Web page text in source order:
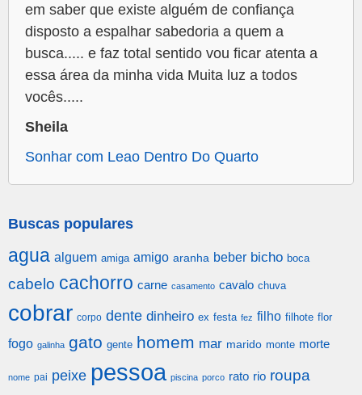
em saber que existe alguém de confiança
disposto a espalhar sabedoria a quem a
busca..... e faz total sentido vou ficar atenta a
essa área da minha vida Muita luz a todos
vocês.....
Sheila
Sonhar com Leao Dentro Do Quarto
Buscas populares
agua alguem amiga amigo aranha beber bicho boca
cabelo cachorro carne casamento cavalo chuva
cobrar corpo dente dinheiro ex festa fez filho filhote flor
fogo galinha gato gente homem mar marido monte morte
nome pai peixe pessoa piscina porco rato rio roupa